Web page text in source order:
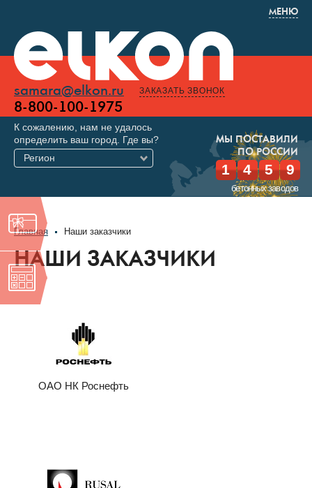
МЕНЮ
samara@elkon.ru
8-800-100-1975
ЗАКАЗАТЬ ЗВОНОК
МЫ ПОСТАВИЛИ
ПО РОССИИ
1 4 5 9
бетонных заводов
К сожалению, нам не удалось
определить ваш город. Где вы?
Регион
Главная Наши заказчики
НАШИ ЗАКАЗЧИКИ
ОАО НК Роснефть